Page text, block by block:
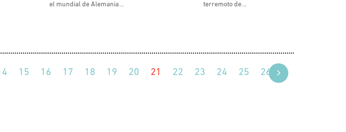
el mundial de Alemania
terremoto de
15 16 17 18 19 20 21 22 23 24 25 26